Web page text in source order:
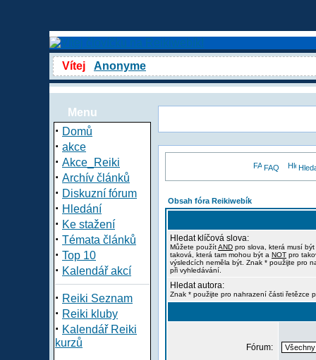
Vítej Anonyme
Menu
· Domů
· akce
· Akce_Reiki
· Archív článků
· Diskuzní fórum
· Hledání
· Ke stažení
· Témata článků
· Top 10
· Kalendář akcí
· Reiki Seznam
· Reiki kluby
· Kalendář Reiki
kurzů
FAQ
Obsah fóra Reikiwebík
Hledat klíčová slova:
Můžete použítAND pro slova, která musí
taková, která tam mohou být a NOT pro
výsledcích neměla být. Znak * použijte pro
při vyhledávání.
Hledat autora:
Znak * použijte pro nahrazení části řetězce
Fórum: